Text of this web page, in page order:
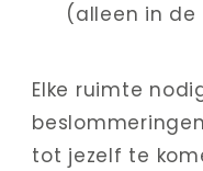
(alleen in de
Elke ruimte
tot jezelf te